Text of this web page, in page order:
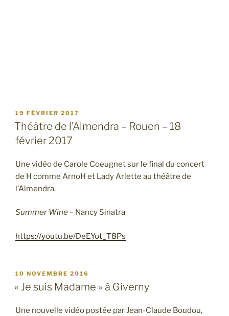
PUBLIÉ
LE
19 FÉVRIER 2017
Théâtre de l’Almendra – Rouen – 18
février 2017
Une vidéo de Carole Coeugnet sur le final du concert
de H comme ArnoH et Lady Arlette au théâtre de
l’Almendra.
Summer Wine – Nancy Sinatra
https://youtu.be/DeEYot_T8Ps
PUBLIÉ
LE
10 NOVEMBRE 2016
« Je suis Madame » à Giverny
Une nouvelle vidéo postée par Jean-Claude Boudou,